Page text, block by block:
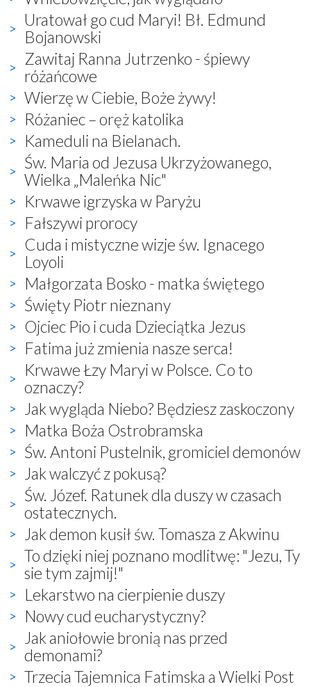
Uratował go cud Maryi! Bł. Edmund
Bojanowski
Zawitaj Ranna Jutrzenko - śpiewy
różańcowe
Wierzę w Ciebie, Boże żywy!
Różaniec – oręż katolika
Kameduli na Bielanach.
Św. Maria od Jezusa Ukrzyżowanego,
Wielka „Maleńka Nic"
Krwawe igrzyska w Paryżu
Fałszywi prorocy
Cuda i mistyczne wizje św. Ignacego
Loyoli
Małgorzata Bosko - matka świętego
Święty Piotr nieznany
Ojciec Pio i cuda Dzieciątka Jezus
Fatima już zmienia nasze serca!
Krwawe Łzy Maryi w Polsce. Co to
oznaczy?
Jak wygląda Niebo? Będziesz zaskoczony
Matka Boża Ostrobramska
Św. Antoni Pustelnik, gromiciel demonów
Jak walczyć z pokusą?
Św. Józef. Ratunek dla duszy w czasach
ostatecznych.
Jak demon kusił św. Tomasza z Akwinu
To dzięki niej poznano modlitwę: "Jezu, Ty
sie tym zajmij!"
Lekarstwo na cierpienie duszy
Nowy cud eucharystyczny?
Jak aniołowie bronią nas przed
demonami?
Trzecia Tajemnica Fatimska a Wielki Post